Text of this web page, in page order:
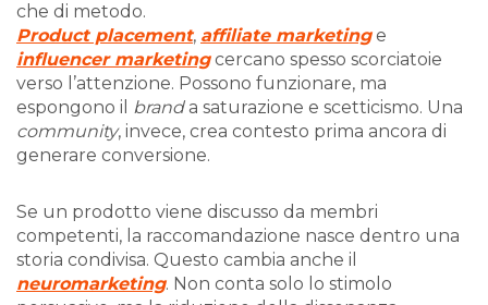
che di metodo.
Product placement, affiliate marketinge
influencer marketingcercano spesso scorciatoie
verso l’attenzione. Possono funzionare, ma
espongono il branda saturazione e scetticismo. Una
community, invece, crea contesto prima ancora di
generare conversione.
Se un prodotto viene discusso da membri
competenti, la raccomandazione nasce dentro una
storia condivisa. Questo cambia anche il
neuromarketing. Non conta solo lo stimolo